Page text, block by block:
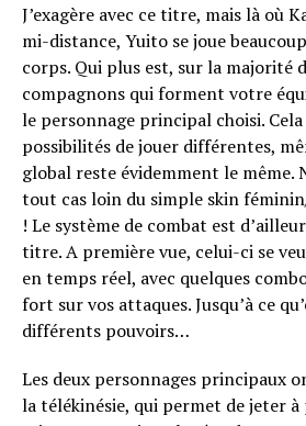
J’exagère avec ce titre, mais là où
mi-distance, Yuito se joue
corps. Qui plus est, sur la majorité
compagnons qui forment votre
le personnage principal choisi.
possibilités de jouer différentes,
global reste évidemment le même.
tout cas loin du simple skin
! Le système de combat est
titre. A première vue, celui-ci se
en temps réel, avec quelques
fort sur vos attaques. Jusqu’à ce
différents pouvoirs…
Les deux personnages principaux
la télékinésie, qui permet de jeter